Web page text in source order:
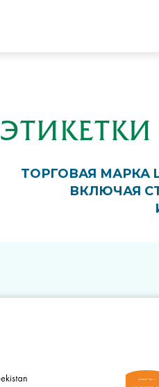
ТОРГОВАЯ МАРКА
ВКЛЮЧАЯ